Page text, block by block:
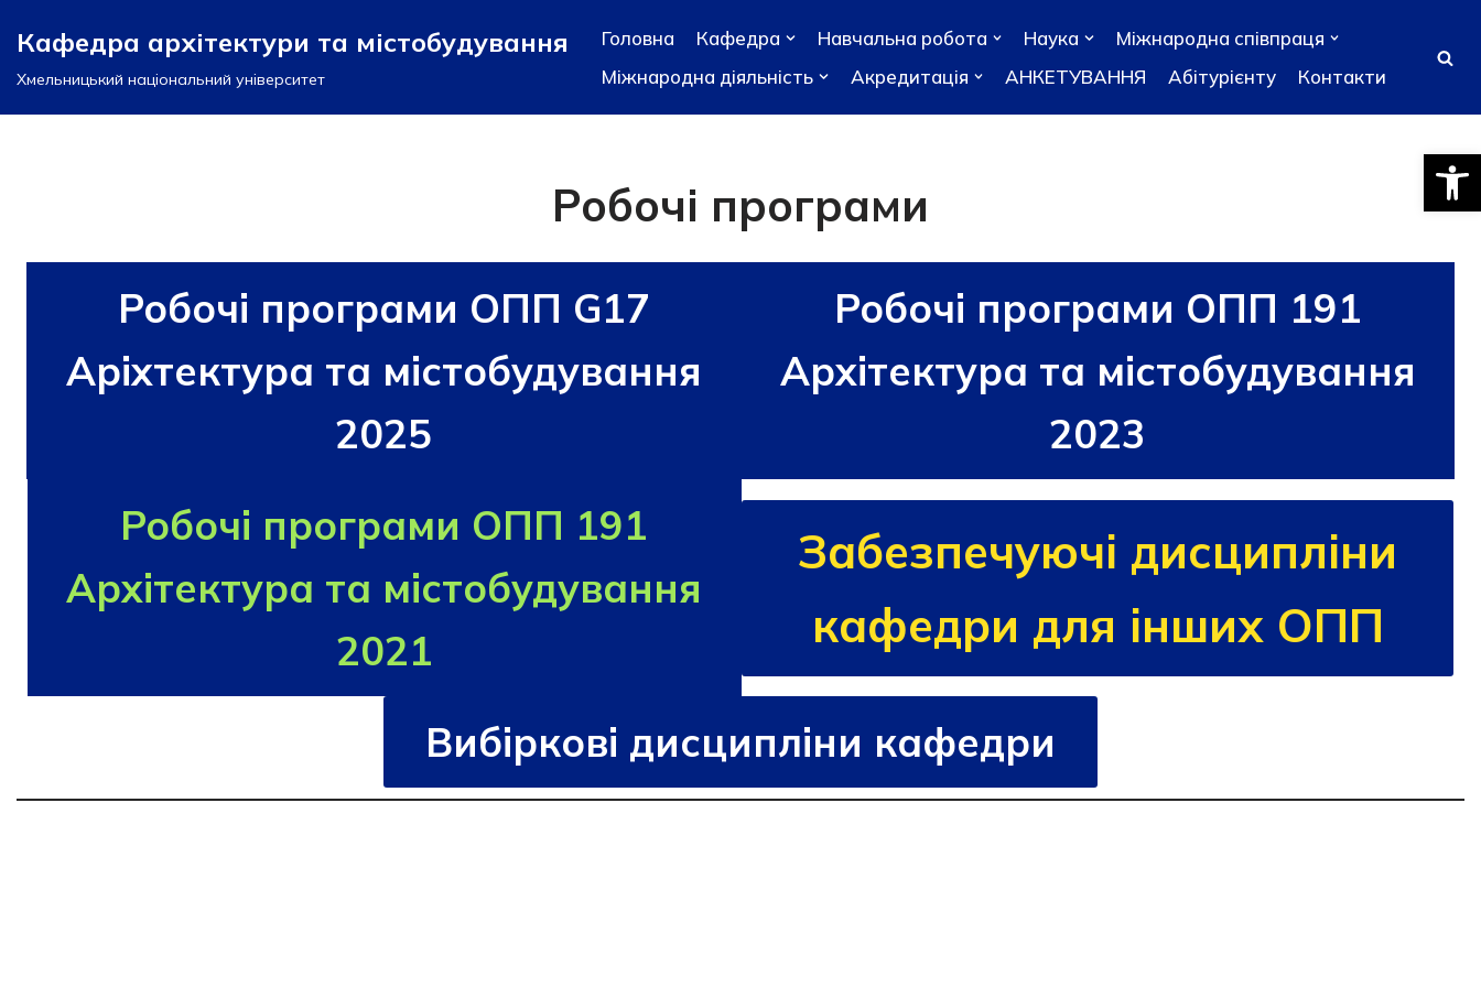
Перейти
до
Кафедра архітектури та містобудування
Хмельницький національний університет
Головна Кафедра Навчальна робота Наука
Міжнародна співпраця
Міжнародна діяльність
Акредитація АНКЕТУВАННЯ Абітурієнту Контакти
Робочі програми
Робочі програми ОПП G17
Аріхтектура та містобудування
2025
Робочі програми ОПП 191
Архітектура та містобудування
2023
Робочі програми ОПП 191
Архітектура та містобудування
2021
Забезпечуючі дисципліни
кафедри для інших ОПП
Вибіркові дисципліни кафедри